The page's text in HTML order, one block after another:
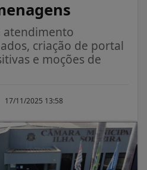
atendimento
criação de portal
e moções de
17/11/2025 13:58